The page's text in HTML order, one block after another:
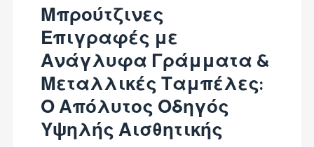
Μπρούτζινες
Επιγραφές με
Ανάγλυφα Γράμματα &
Μεταλλικές Ταμπέλες:
Ο Απόλυτος Οδηγός
Υψηλής Αισθητικής